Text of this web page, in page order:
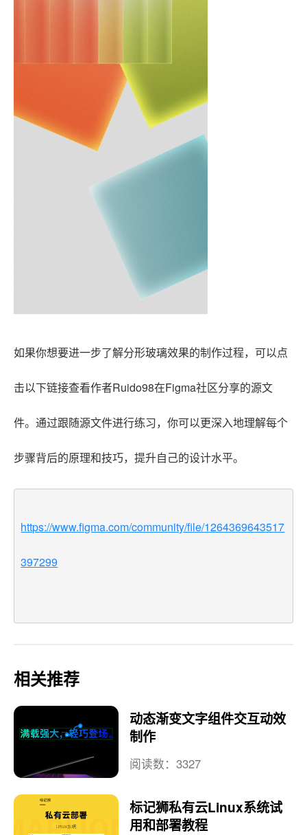
如果你想要进一步了解分形玻璃效果的制作过程，可以点
击以下链接查看作者Ruido98在Figma社区分享的源文
件。通过跟随源文件进行练习，你可以更深入地理解每个
步骤背后的原理和技巧，提升自己的设计水平。
https://www.figma.com/community/file/1264369643517
397299
相关推荐
动态渐变文字组件交互动效
制作
阅读数：3327
标记狮私有云Linux系统试
用和部署教程